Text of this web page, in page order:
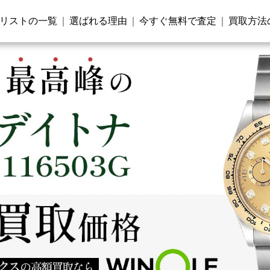
ストの一覧 選ばれる理由 今すぐ無料で査定 買取方法